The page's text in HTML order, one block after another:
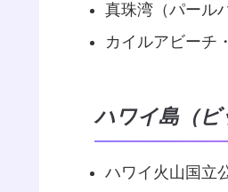
真珠湾（パール
カイルアビーチ
ハワイ島（ビ
ハワイ火山国立